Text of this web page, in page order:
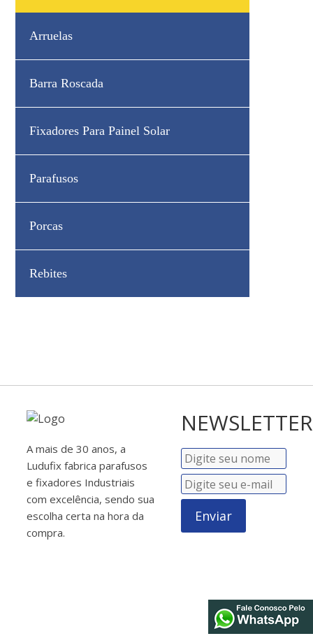
Arruelas
Barra Roscada
Fixadores Para Painel Solar
Parafusos
Porcas
Rebites
A mais de 30 anos, a
Ludufix fabrica parafusos
e fixadores Industriais
com excelência, sendo sua
escolha certa na hora da
compra.
NEWSLETTER
Enviar